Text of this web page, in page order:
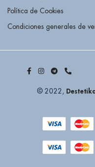
Política de Cookies
Condiciones generales de
© 2022,